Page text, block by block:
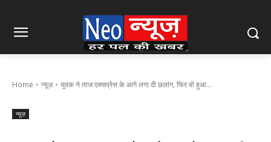
Home न्यूज़ युवक ने ताज एक्सप्रेस के आगे लगा दी छलांग, फिर वो हुआ...
न्यूज़